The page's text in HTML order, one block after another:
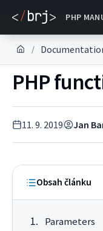
PHP
DOKUMENTACE
/
PHP
11. 9. 2019 Jan
Obsah článku
Parameters